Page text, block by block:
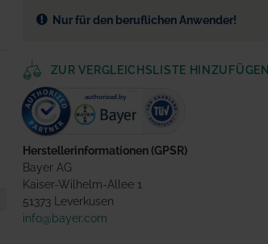
Nur für den beruflichen Anwender!
ZUR VERGLEICHSLISTE HINZUFÜGEN
Herstellerinformationen (GPSR)
Bayer AG
Kaiser-Wilhelm-Allee 1
51373 Leverkusen
info@bayer.com